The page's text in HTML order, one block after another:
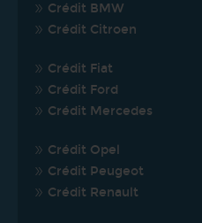
Crédit BMW
Crédit Citroen
Crédit Fiat
Crédit Ford
Crédit Mercedes
Crédit Opel
Crédit Peugeot
Crédit Renault